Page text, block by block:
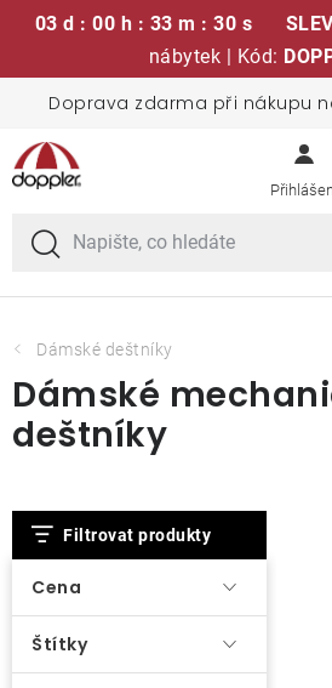
03 d : 00 h : 33 m : 29 s
nábytek | Kód:
obsah
Doprava zdarma při nákupu
Sedací soupravy
Slunečníky
Křesla a židle
Stoly
Dámské deštníky
Dámské
deštníky
Filtrovat produkty
Cena
Štítky
V
ý
i
s